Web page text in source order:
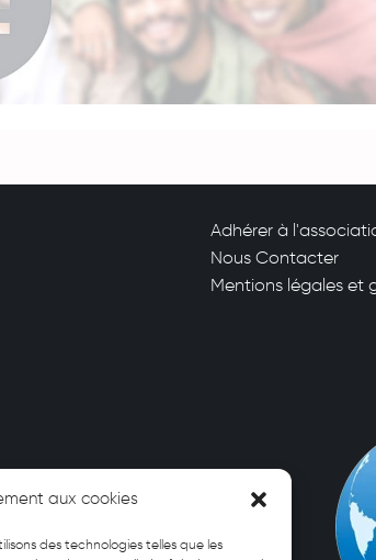
aux cookies
des technologies telles que les
Adhérer à
Nous Contacter
Mentions légales et